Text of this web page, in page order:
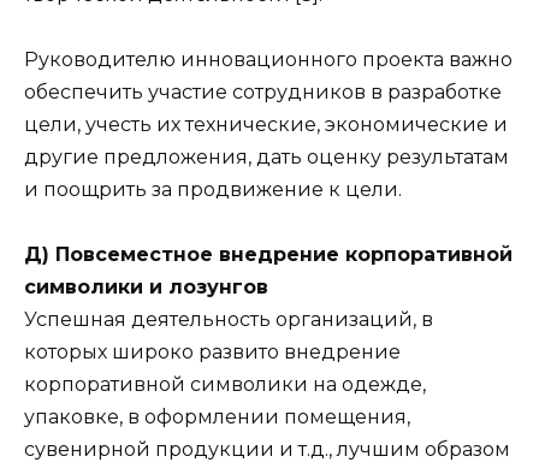
Руководителю инновационного проекта важно
обеспечить участие сотрудников в разработке
цели, учесть их технические, экономические и
другие предложения, дать оценку результатам
и поощрить за продвижение к цели.
Д) Повсеместное внедрение корпоративной
символики и лозунгов
Успешная деятельность организаций, в
которых широко развито внедрение
корпоративной символики на одежде,
упаковке, в оформлении помещения,
сувенирной продукции и т.д., лучшим образом